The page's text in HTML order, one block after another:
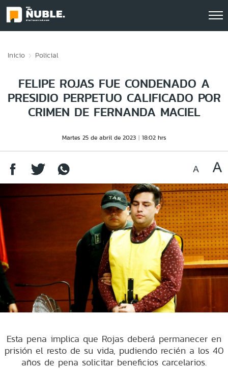
Inicio Policial
FELIPE ROJAS FUE CONDENADO A
PRESIDIO PERPETUO CALIFICADO POR
CRIMEN DE FERNANDA MACIEL
Martes 25 de abril de 2023 18:02 hrs
Esta pena implica que Rojas deberá permanecer en
prisión el resto de su vida, pudiendo recién a los 40
años de pena solicitar beneficios carcelarios.